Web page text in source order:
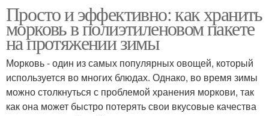
Просто и эффективно: как хранить
морковь в полиэтиленовом пакете
на протяжении зимы
Морковь - один из самых популярных овощей, который
используется во многих блюдах. Однако, во время зимы
можно столкнуться с проблемой хранения моркови, так
как она может быстро потерять свои вкусовые качества